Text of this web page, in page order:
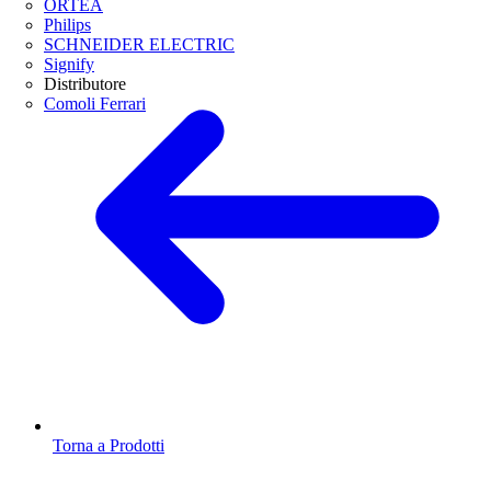
ORTEA
Philips
SCHNEIDER ELECTRIC
Signify
Distributore
Comoli Ferrari
Torna a Prodotti